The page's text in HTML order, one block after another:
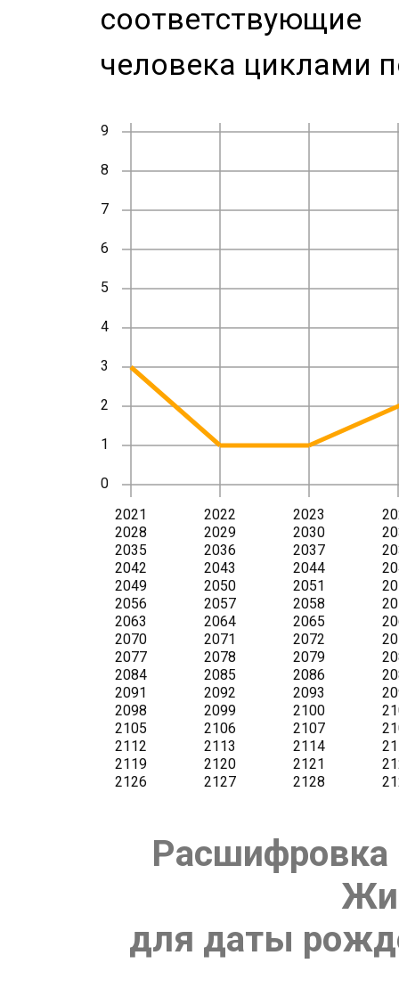
человека циклами
Расшифровка
для даты